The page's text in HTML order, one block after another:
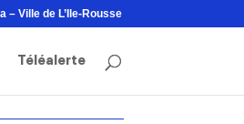
– Ville de L’Ile-Rousse
Téléalerte